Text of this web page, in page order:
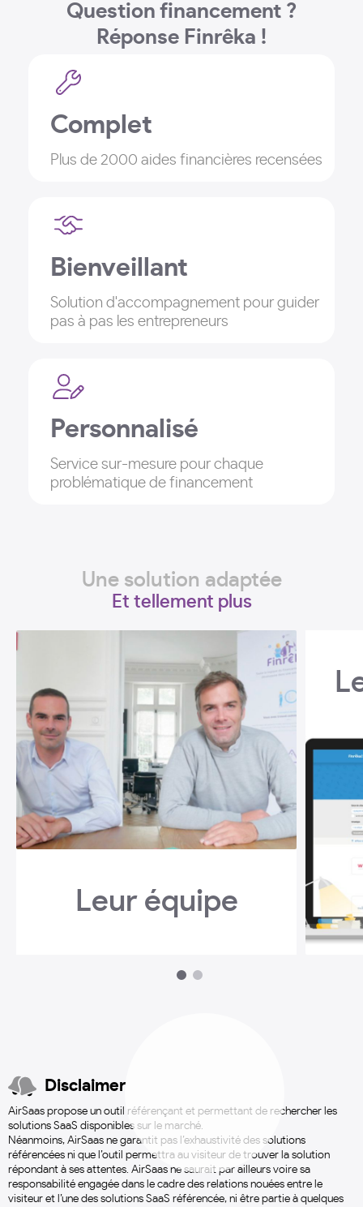
Question financement ?
Réponse Finrêka !
Complet
Plus de 2000 aides financières recensées
Bienveillant
Solution d'accompagnement pour guider
pas à pas les entrepreneurs
Personnalisé
Service sur-mesure pour chaque
problématique de financement
Une solution adaptée
Et tellement plus
Leur équipe
1 2
Disclaimer
AirSaas propose un outil référençant et permettant de rechercher les
solutions SaaS disponibles sur le marché.
Néanmoins, AirSaas ne garantit pas l’exhaustivité des solutions
référencées ni que l’outil permettra au visiteur de trouver la solution
répondant à ses attentes. AirSaas ne saurait par ailleurs voire sa
responsabilité engagée dans le cadre des relations nouées entre le
visiteur et l’une des solutions SaaS référencée, ni être partie à quelques